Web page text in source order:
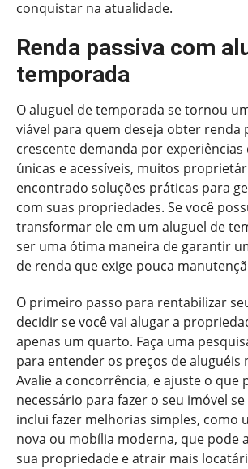
conquistar na atualidade.
Renda passiva com
temporada
O aluguel de temporada se tornou
viável para quem deseja obter renda
crescente demanda por experiências
únicas e acessíveis, muitos
encontrado soluções práticas para
com suas propriedades. Se você
transformar ele em um aluguel de
ser uma ótima maneira de garantir
de renda que exige pouca
O primeiro passo para rentabilizar
decidir se você vai alugar a
apenas um quarto. Faça uma
para entender os preços de aluguéis
Avalie a concorrência, e ajuste o que
necessário para fazer o seu imóvel
inclui fazer melhorias simples, como
nova ou mobília moderna, que pode
sua propriedade e atrair mais